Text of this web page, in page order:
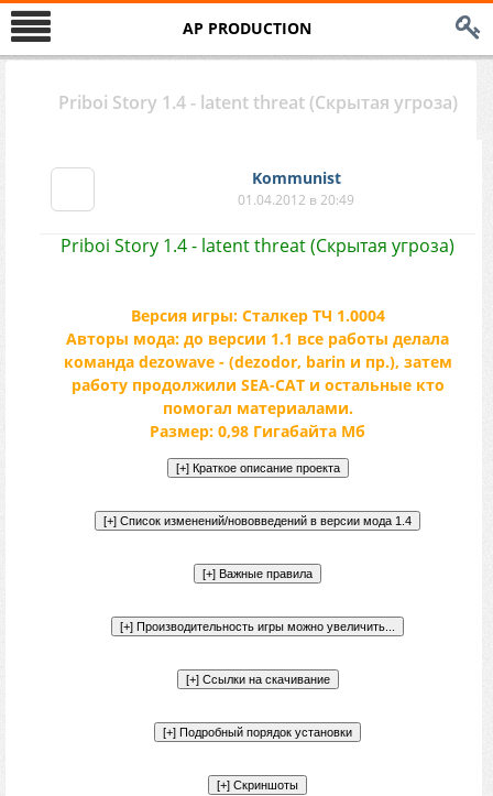
AP PRODUCTION
Priboi Story 1.4 - latent threat (Скрытая угроза)
Kommunist
01.04.2012 в 20:49
Priboi Story 1.4 - latent threat (Скрытая угроза)
Версия игры: Сталкер ТЧ 1.0004
Авторы мода: до версии 1.1 все работы делала
команда dezowave - (dezodor, barin и пр.), затем
работу продолжили SEA-CAT и остальные кто
помогал материалами.
Размер: 0,98 Гигабайта Мб